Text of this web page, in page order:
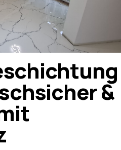
&